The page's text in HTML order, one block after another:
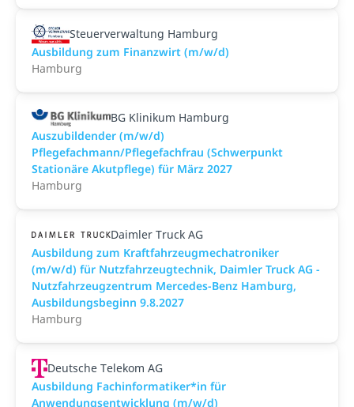
Steuerverwaltung Hamburg
Ausbildung zum Finanzwirt (m/w/d)
Hamburg
BG Klinikum Hamburg
Auszubildender (m/w/d)
Pflegefachmann/Pflegefachfrau (Schwerpunkt
Stationäre Akutpflege) für März 2027
Hamburg
Daimler Truck AG
Ausbildung zum Kraftfahrzeugmechatroniker
(m/w/d) für Nutzfahrzeugtechnik, Daimler Truck AG -
Nutzfahrzeugzentrum Mercedes-Benz Hamburg,
Ausbildungsbeginn 9.8.2027
Hamburg
Deutsche Telekom AG
Ausbildung Fachinformatiker*in für
Anwendungsentwicklung (m/w/d)